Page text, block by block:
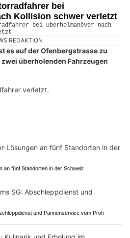
bei
Kollision schwer verletzt
REDAKTION
es auf der Ofenbergstrasse zu
überholenden Fahrzeugen
verletzt.
an fünf Standorten in der Schweiz
und Pannenservice vom Profi